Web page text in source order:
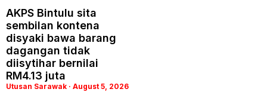
AKPS Bintulu sita
sembilan kontena
disyaki bawa barang
dagangan tidak
diisytihar bernilai
RM4.13 juta
Utusan Sarawak August 5, 2026